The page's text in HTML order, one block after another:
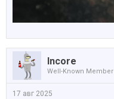
Incore
Well-Known Member
17 авг 2025